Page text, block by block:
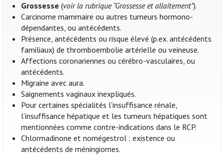
Grossesse (voir la rubrique “Grossesse et allaitement”).
Carcinome mammaire ou autres tumeurs hormono-
dépendantes, ou antécédents.
Présence, antécédents ou risque élevé (p.ex. antécédents
familiaux) de thromboembolie artérielle ou veineuse.
Affections coronariennes ou cérébro-vasculaires, ou
antécédents.
Migraine avec aura.
Saignements vaginaux inexpliqués.
Pour certaines spécialités l’insuffisance rénale,
l’insuffisance hépatique et les tumeurs hépatiques sont
mentionnées comme contre-indications dans le RCP.
Chlormadinone et nomégestrol : existence ou
antécédents de méningiomes.